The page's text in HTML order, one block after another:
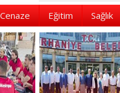
Cenaze Eğitim Sağlık